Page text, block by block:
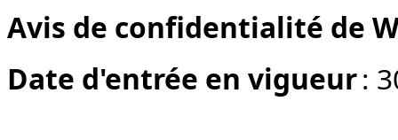
Avis de confidentialité de
Date d'entrée en vigueur: